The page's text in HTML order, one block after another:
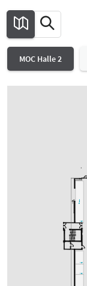
MOC Halle 2
A25
Bistro
A13
A15